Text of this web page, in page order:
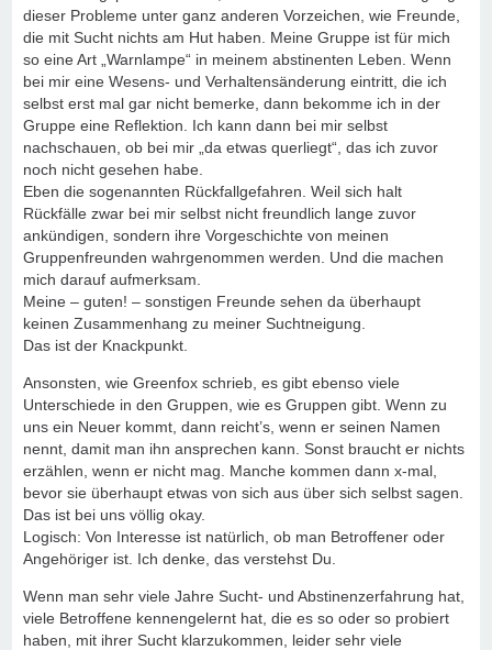
dieser Probleme unter ganz anderen Vorzeichen, wie Freunde,
die mit Sucht nichts am Hut haben. Meine Gruppe ist für mich
so eine Art „Warnlampe“ in meinem abstinenten Leben. Wenn
bei mir eine Wesens- und Verhaltensänderung eintritt, die ich
selbst erst mal gar nicht bemerke, dann bekomme ich in der
Gruppe eine Reflektion. Ich kann dann bei mir selbst
nachschauen, ob bei mir „da etwas querliegt“, das ich zuvor
noch nicht gesehen habe.
Eben die sogenannten Rückfallgefahren. Weil sich halt
Rückfälle zwar bei mir selbst nicht freundlich lange zuvor
ankündigen, sondern ihre Vorgeschichte von meinen
Gruppenfreunden wahrgenommen werden. Und die machen
mich darauf aufmerksam.
Meine – guten! – sonstigen Freunde sehen da überhaupt
keinen Zusammenhang zu meiner Suchtneigung.
Das ist der Knackpunkt.
Ansonsten, wie Greenfox schrieb, es gibt ebenso viele
Unterschiede in den Gruppen, wie es Gruppen gibt. Wenn zu
uns ein Neuer kommt, dann reicht’s, wenn er seinen Namen
nennt, damit man ihn ansprechen kann. Sonst braucht er nichts
erzählen, wenn er nicht mag. Manche kommen dann x-mal,
bevor sie überhaupt etwas von sich aus über sich selbst sagen.
Das ist bei uns völlig okay.
Logisch: Von Interesse ist natürlich, ob man Betroffener oder
Angehöriger ist. Ich denke, das verstehst Du.
Wenn man sehr viele Jahre Sucht- und Abstinenzerfahrung hat,
viele Betroffene kennengelernt hat, die es so oder so probiert
haben, mit ihrer Sucht klarzukommen, leider sehr viele